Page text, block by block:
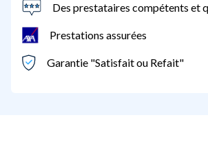
Des prestataires compétents et
Prestations assurées
Garantie "Satisfait ou Refait"